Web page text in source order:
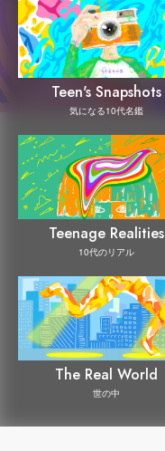
Teen's Snapshots
気になる10代名鑑
Teenage Realities
10代のリアル
The Real World
世の中